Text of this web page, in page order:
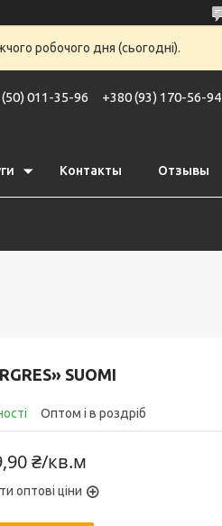
робочого дня (сьогодні).
011-35-96 +380 (93) 170-56-94
Контакты Отзывы
SUOMI
Оптом і в роздріб
₴/кв.м
оптові ціни